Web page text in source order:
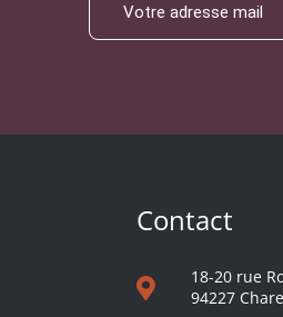
Contact
18-20 rue
94227